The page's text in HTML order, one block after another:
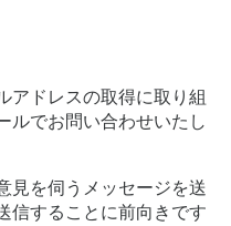
アドレスの取得に取り組
ルでお問い合わせいたし
見を伺うメッセージを送
信することに前向きです